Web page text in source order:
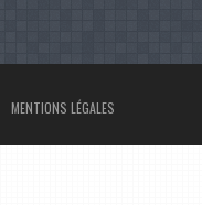
MENTIONS LÉGALES